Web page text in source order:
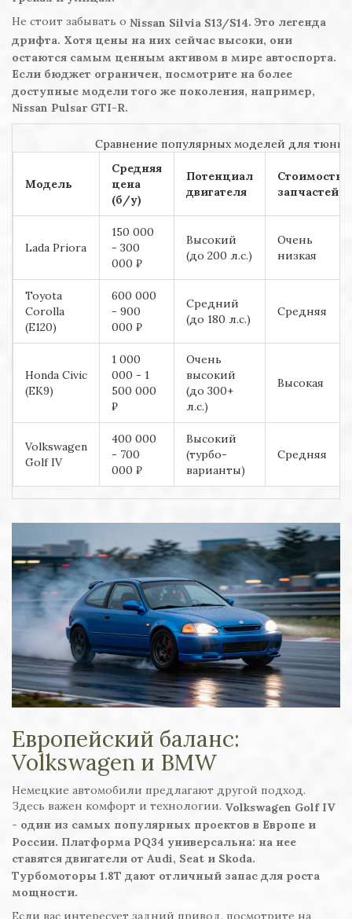
Не стоит забывать о Nissan Silvia S13/S14. Это легенда
дрифта. Хотя цены на них сейчас высоки, они
остаются самым ценным активом в мире автоспорта.
Если бюджет ограничен, посмотрите на более
доступные модели того же поколения, например,
Nissan Pulsar GTI-R.
Сравнение популярных моделей для
Модель
Средняя
цена
(б/у)
Потенциал
двигателя
Стоимость
запчастей
Lada Priora
150 000
- 300
000 ₽
Высокий
(до 200 л.с.)
Очень
низкая
Toyota
Corolla
(E120)
600 000
- 900
000 ₽
Средний
(до 180 л.с.)
Средняя
Honda Civic
(EK9)
1 000
000 - 1
500 000
₽
Очень
высокий
(до 300+
л.с.)
Высокая
Volkswagen
Golf IV
400 000
- 700
000 ₽
Высокий
(турбо-
варианты)
Средняя
Европейский баланс:
Volkswagen и BMW
Немецкие автомобили предлагают другой подход.
Здесь важен комфорт и технологии. Volkswagen Golf IV
- один из самых популярных проектов в Европе и
России. Платформа PQ34 универсальна: на нее
ставятся двигатели от Audi, Seat и Skoda.
Турбомоторы 1.8T дают отличный запас для роста
мощности.
Если вас интересует задний привод, посмотрите на